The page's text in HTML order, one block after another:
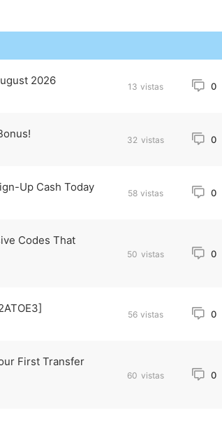
2026 13 vistas 0
32 vistas 0
Up Cash Today 58 vistas 0
Codes That
50 vistas 0
56 vistas 0
First Transfer
60 vistas 0